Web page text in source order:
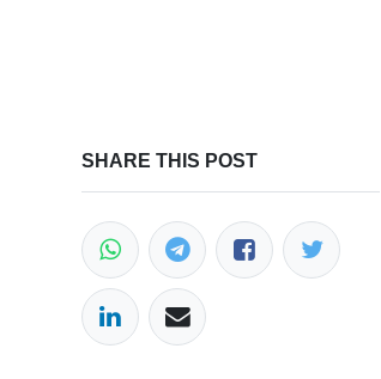
SHARE THIS POST